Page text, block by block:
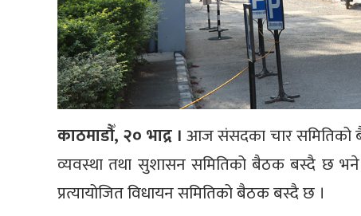
काठमाडौँ, २० भाद्र । आज संसदका चार समितिको
व्यवस्था तथा सुशासन समितिको बैठक बस्दै छ भने
प्रत्यायोजित विधायन समितिको बैठक बस्दै छ ।